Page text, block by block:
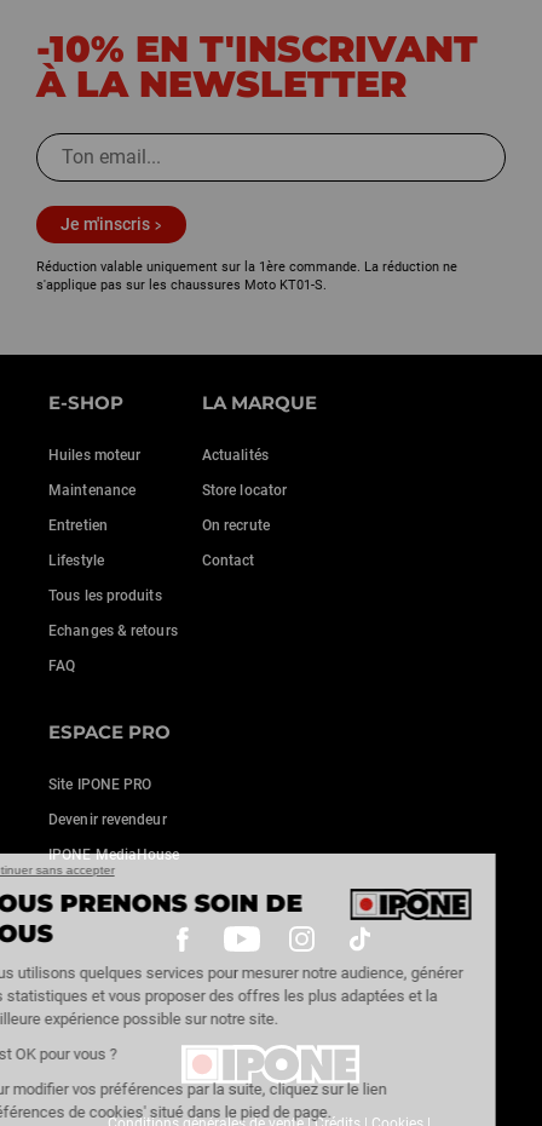
Continuer sans accepter
NOUS PRENONS SOIN DE
VOUS
Nous utilisons quelques services pour mesurer notre audience, générer
des statistiques et vous proposer des offres les plus adaptées et la
meilleure expérience possible sur notre site.
C'est OK pour vous ?
Pour modifier vos préférences par la suite, cliquez sur le lien
'Préférences de cookies' situé dans le pied de page.
-10% EN T'INSCRIVANT
À LA NEWSLETTER
Je m'inscris
Réduction valable uniquement sur la 1ère commande. La réduction ne
s'applique pas sur les chaussures Moto KT01-S.
E-SHOP
Huiles moteur
Maintenance
Entretien
Lifestyle
Tous les produits
Echanges & retours
FAQ
LA MARQUE
Actualités
Store locator
On recrute
Contact
ESPACE PRO
Site IPONE PRO
Devenir revendeur
IPONE MediaHouse